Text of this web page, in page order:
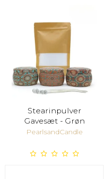
Stearinpulver
Gavesæt - Grøn
PearlsandCandle